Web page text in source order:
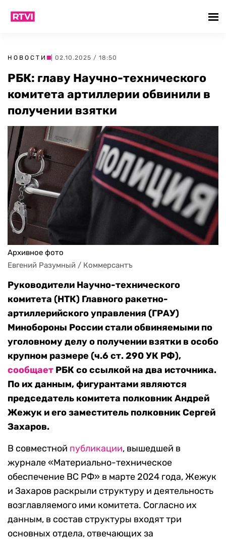
НОВОСТИ | 02.10.2025 / 18:50
РБК: главу Научно-технического
комитета артиллерии обвинили в
получении взятки
Архивное фото
Евгений Разумный / Коммерсантъ
Руководители Научно-технического
комитета (НТК) Главного ракетно-
артиллерийского управления (ГРАУ)
Минобороны России стали обвиняемыми по
уголовному делу о получении взятки в особо
крупном размере (ч.6 ст. 290 УК РФ),
сообщает РБК со ссылкой на два источника.
По их данным, фигурантами являются
председатель комитета полковник Андрей
Жежук и его заместитель полковник Сергей
Захаров.
В совместной публикации, вышедшей в
журнале «Материально-техническое
обеспечение ВС РФ» в марте 2024 года, Жежук
и Захаров раскрыли структуру и деятельность
возглавляемого ими комитета. Согласно их
данным, в состав структуры входят три
основных отдела, отвечающих за